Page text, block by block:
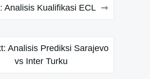
Analisis Kualifikasi ECL
Analisis Prediksi Sarajevo
vs Inter Turku